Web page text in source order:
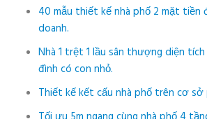
40 mẫu thiết kế nhà phố 2 mặt tiền
doanh.
Nhà 1 trệt 1 lầu sân thượng diện tích
đình có con nhỏ.
Thiết kế kết cấu nhà phố trên cơ sở